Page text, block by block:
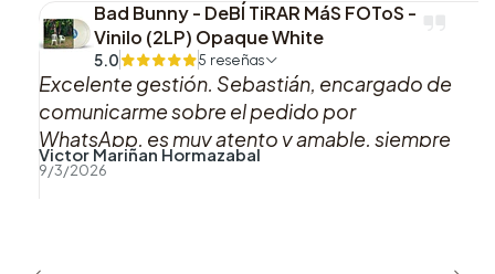
Bad Bunny - DeBÍ TiRAR MáS FOToS -
Vinilo (2LP) Opaque White
5.0 5 reseñas
Excelente gestión. Sebastián, encargado de
comunicarme sobre el pedido por
WhatsApp, es muy atento y amable, siempre
se mantuvo pendiente acerca del estado de
Victor Mariñan Hormazabal
9/3/2026